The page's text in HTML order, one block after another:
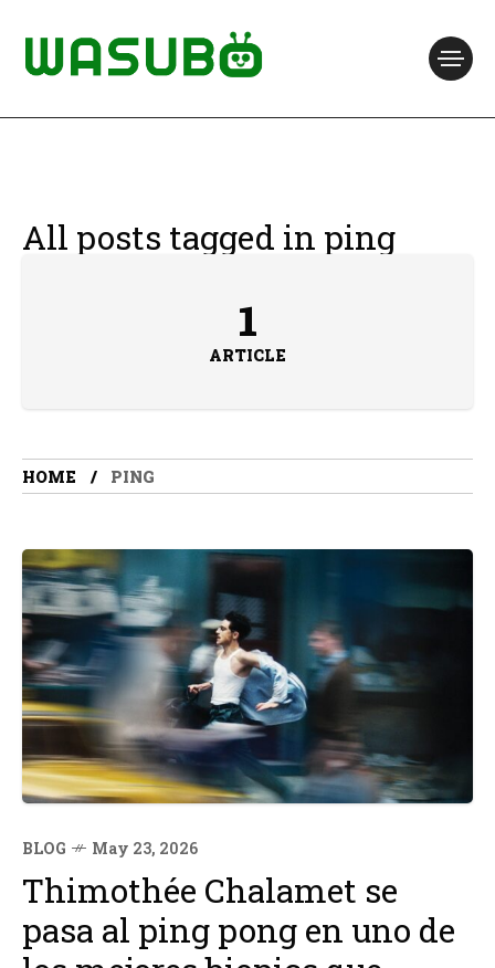
All posts tagged in ping
1
ARTICLE
HOME PING
BLOG May 23, 2026
Thimothée Chalamet se
pasa al ping pong en uno de